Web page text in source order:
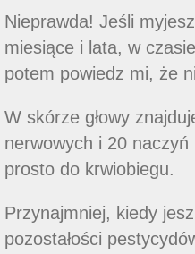
Nieprawda! Jeśli
miesiące i lata, w
potem powiedz mi, że
W skórze głowy
nerwowych i 20
prosto do krwiobiegu.
Przynajmniej, kiedy
pozostałości